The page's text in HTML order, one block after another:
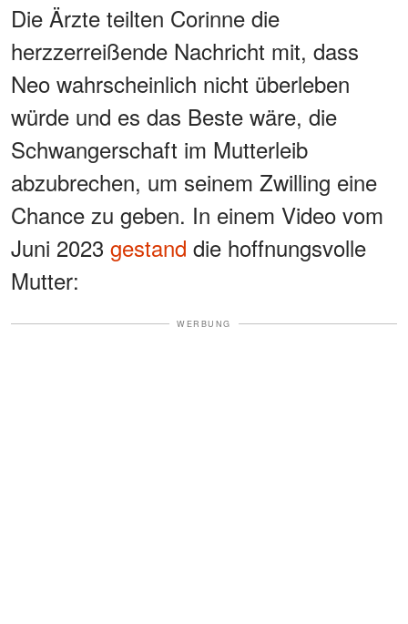
Die Ärzte teilten Corinne die
herzzerreißende Nachricht mit, dass
Neo wahrscheinlich nicht überleben
würde und es das Beste wäre, die
Schwangerschaft im Mutterleib
abzubrechen, um seinem Zwilling eine
Chance zu geben. In einem Video vom
Juni 2023 gestand die hoffnungsvolle
Mutter:
WERBUNG